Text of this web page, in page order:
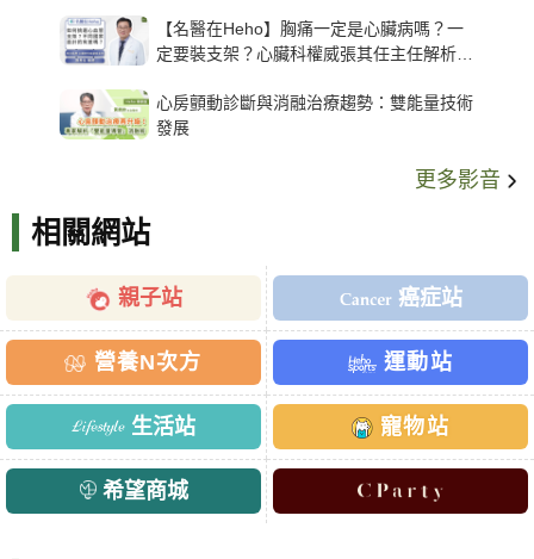
【名醫在Heho】胸痛一定是心臟病嗎？一
定要裝支架？心臟科權威張其任主任解析支
心房顫動診斷與消融治療趨勢：雙能量技術
發展
更多影音
相關網站
親子站 癌症站
營養N次方 運動站
生活站 寵物站
希望商城